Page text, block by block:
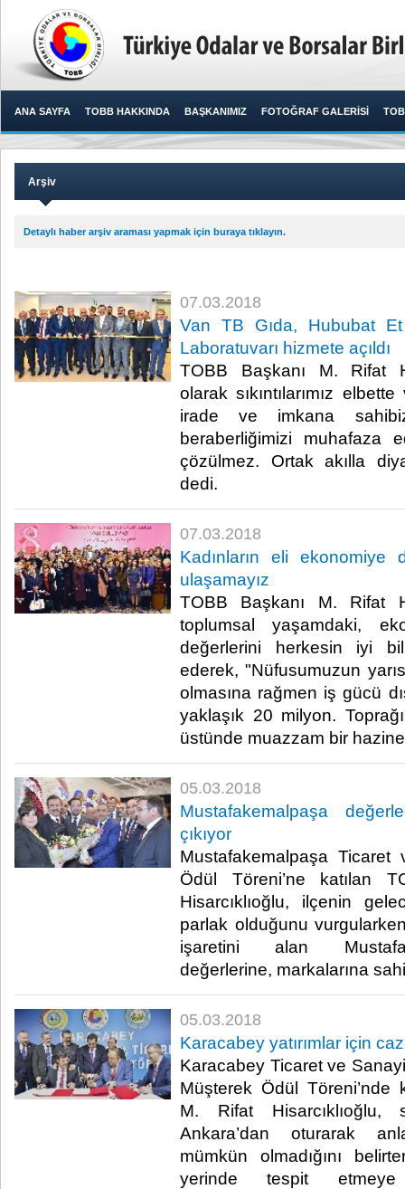
ANA SAYFA TOBB HAKKINDA BAŞKANIMIZ FOTOĞRAF GALERİSİ
Arşiv
Detaylı haber arşiv araması yapmak için buraya tıklayın.
07.03.2018
Van TB Gıda, Hububat
Laboratuvarı hizmete açıldı
TOBB Başkanı M. Rifat
olarak sıkıntılarımız
irade ve imkana
beraberliğimizi muhafaza
çözülmez. Ortak akılla
dedi.​
07.03.2018
Kadınların eli ekonomiye
ulaşamayız
TOBB Başkanı M. Rifat
toplumsal yaşamdaki,
değerlerini herkesin iyi
ederek, "Nüfusumuzun
olmasına rağmen iş gücü
yaklaşık 20 milyon.
üstünde muazzam bir
05.03.2018
Mustafakemalpaşa
çıkıyor
Mustafakemalpaşa Ticaret
Ödül Töreni’ne katılan
Hisarcıklıoğlu, ilçenin
parlak olduğunu
işaretini alan
değerlerine, markalarına
05.03.2018
Karacabey yatırımlar için
Karacabey Ticaret ve
Müşterek Ödül Töreni’nde
M. Rifat Hisarcıklıoğlu,
Ankara’dan oturarak
mümkün olmadığını
yerinde tespit etmeye